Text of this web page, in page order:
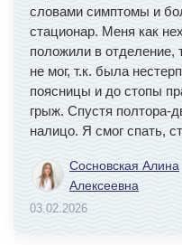
словами симптомы и
стационар. Меня как
положили в отделение,
не мог, т.к. была
поясницы и до стопы
грыж. Спустя полтора-
налицо. Я смог спать,
Сосновская Алина
Алексеевна
03.02.2026